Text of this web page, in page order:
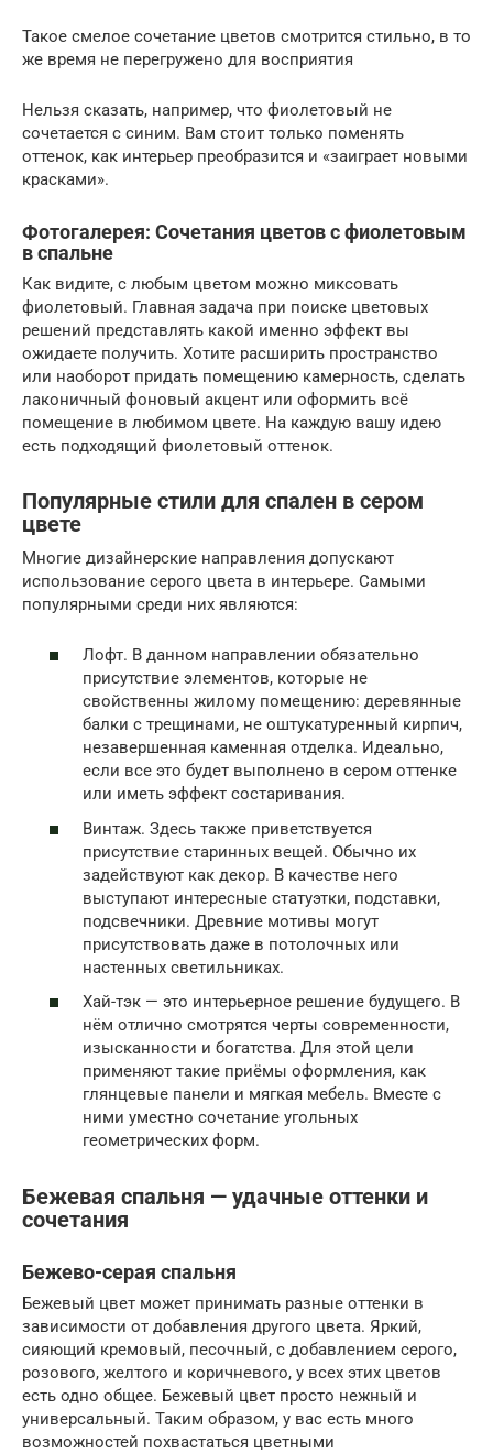
Такое смелое сочетание цветов смотрится стильно, в то
же время не перегружено для восприятия
Нельзя сказать, например, что фиолетовый не
сочетается с синим. Вам стоит только поменять
оттенок, как интерьер преобразится и «заиграет новыми
красками».
Фотогалерея: Сочетания цветов с фиолетовым
в спальне
Как видите, с любым цветом можно миксовать
фиолетовый. Главная задача при поиске цветовых
решений представлять какой именно эффект вы
ожидаете получить. Хотите расширить пространство
или наоборот придать помещению камерность, сделать
лаконичный фоновый акцент или оформить всё
помещение в любимом цвете. На каждую вашу идею
есть подходящий фиолетовый оттенок.
Популярные стили для спален в сером
цвете
Многие дизайнерские направления допускают
использование серого цвета в интерьере. Самыми
популярными среди них являются:
Лофт. В данном направлении обязательно
присутствие элементов, которые не
свойственны жилому помещению: деревянные
балки с трещинами, не оштукатуренный кирпич,
незавершенная каменная отделка. Идеально,
если все это будет выполнено в сером оттенке
или иметь эффект состаривания.
Винтаж. Здесь также приветствуется
присутствие старинных вещей. Обычно их
задействуют как декор. В качестве него
выступают интересные статуэтки, подставки,
подсвечники. Древние мотивы могут
присутствовать даже в потолочных или
настенных светильниках.
Хай-тэк — это интерьерное решение будущего. В
нём отлично смотрятся черты современности,
изысканности и богатства. Для этой цели
применяют такие приёмы оформления, как
глянцевые панели и мягкая мебель. Вместе с
ними уместно сочетание угольных
геометрических форм.
Бежевая спальня — удачные оттенки и
сочетания
Бежево-серая спальня
Бежевый цвет может принимать разные оттенки в
зависимости от добавления другого цвета. Яркий,
сияющий кремовый, песочный, с добавлением серого,
розового, желтого и коричневого, у всех этих цветов
есть одно общее. Бежевый цвет просто нежный и
универсальный. Таким образом, у вас есть много
возможностей похвастаться цветными